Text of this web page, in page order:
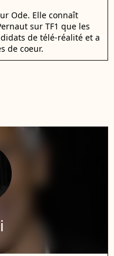
Ode. Elle connaît
sur TF1 que les
de télé-réalité et a
de coeur.